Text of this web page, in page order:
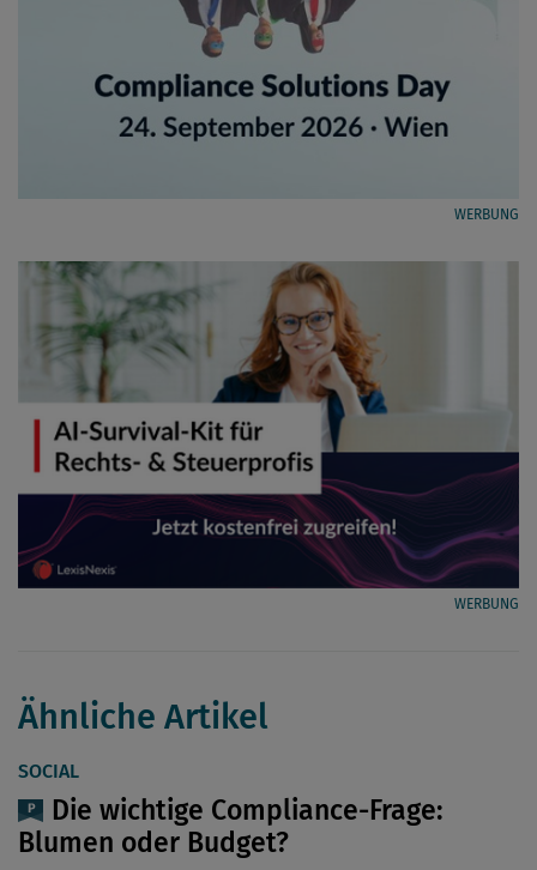
WERBUNG
WERBUNG
Ähnliche Artikel
SOCIAL
Die wichtige Compliance-Frage:
Blumen oder Budget?